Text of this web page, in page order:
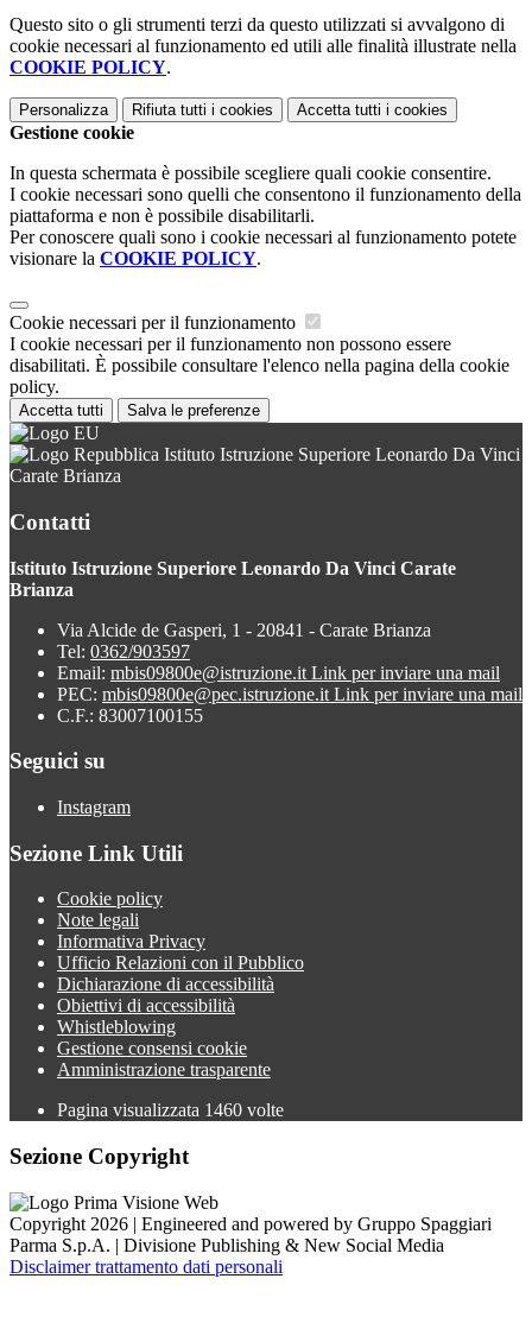
Questo sito o gli strumenti terzi da questo utilizzati si avvalgono di
cookie necessari al funzionamento ed utili alle finalità illustrate nella
COOKIE POLICY.
Personalizza Rifiuta tutti i cookies Accetta tutti i cookies
Gestione cookie
In questa schermata è possibile scegliere quali cookie consentire.
I cookie necessari sono quelli che consentono il funzionamento della
piattaforma e non è possibile disabilitarli.
Per conoscere quali sono i cookie necessari al funzionamento potete
visionare la COOKIE POLICY.
Cookie necessari per il funzionamento
I cookie necessari per il funzionamento non possono essere
disabilitati. È possibile consultare l'elenco nella pagina della cookie
policy.
Accetta tutti Salva le preferenze
Istituto Istruzione Superiore Leonardo Da Vinci
Carate Brianza
Contatti
Istituto Istruzione Superiore Leonardo Da Vinci Carate
Brianza
Via Alcide de Gasperi, 1 - 20841 - Carate Brianza
Tel: 0362/903597
Email: mbis09800e@istruzione.it Link per inviare una mail
PEC: mbis09800e@pec.istruzione.it Link per inviare una mail
C.F.: 83007100155
Seguici su
Instagram
Sezione Link Utili
Cookie policy
Note legali
Informativa Privacy
Ufficio Relazioni con il Pubblico
Dichiarazione di accessibilità
Obiettivi di accessibilità
Whistleblowing
Gestione consensi cookie
Amministrazione trasparente
Pagina visualizzata 1460 volte
Sezione Copyright
Copyright 2026 | Engineered and powered by Gruppo Spaggiari
Parma S.p.A. | Divisione Publishing & New Social Media
Disclaimer trattamento dati personali